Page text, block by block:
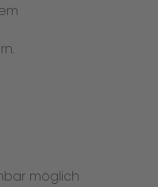
möglich